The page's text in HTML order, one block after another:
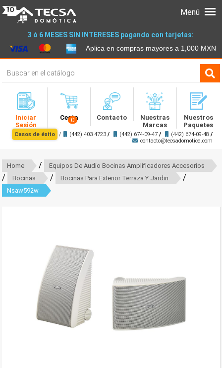
3 ó 6 MESES SIN INTERESES pagando con tarjetas:
Aplica en compras mayores a 1,000 MXN
Iniciar
Sesión
Cesta
0 Contacto
Nuestras
Marcas
Nuestros
Paquetes
Casos de éxito / (442) 403 4723 / (442) 674-09-47 / (442) 674-09-48 /
contacto@tecsadomotica.com
Menú
Home / Equipos De Audio Bocinas Amplificadores Accesorios
/ Bocinas / Bocinas Para Exterior Terraza Y Jardin /
Nsaw592w